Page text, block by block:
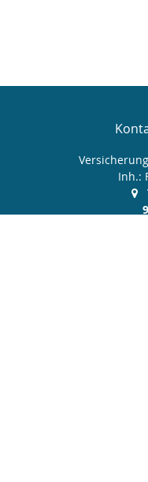
Inh.: